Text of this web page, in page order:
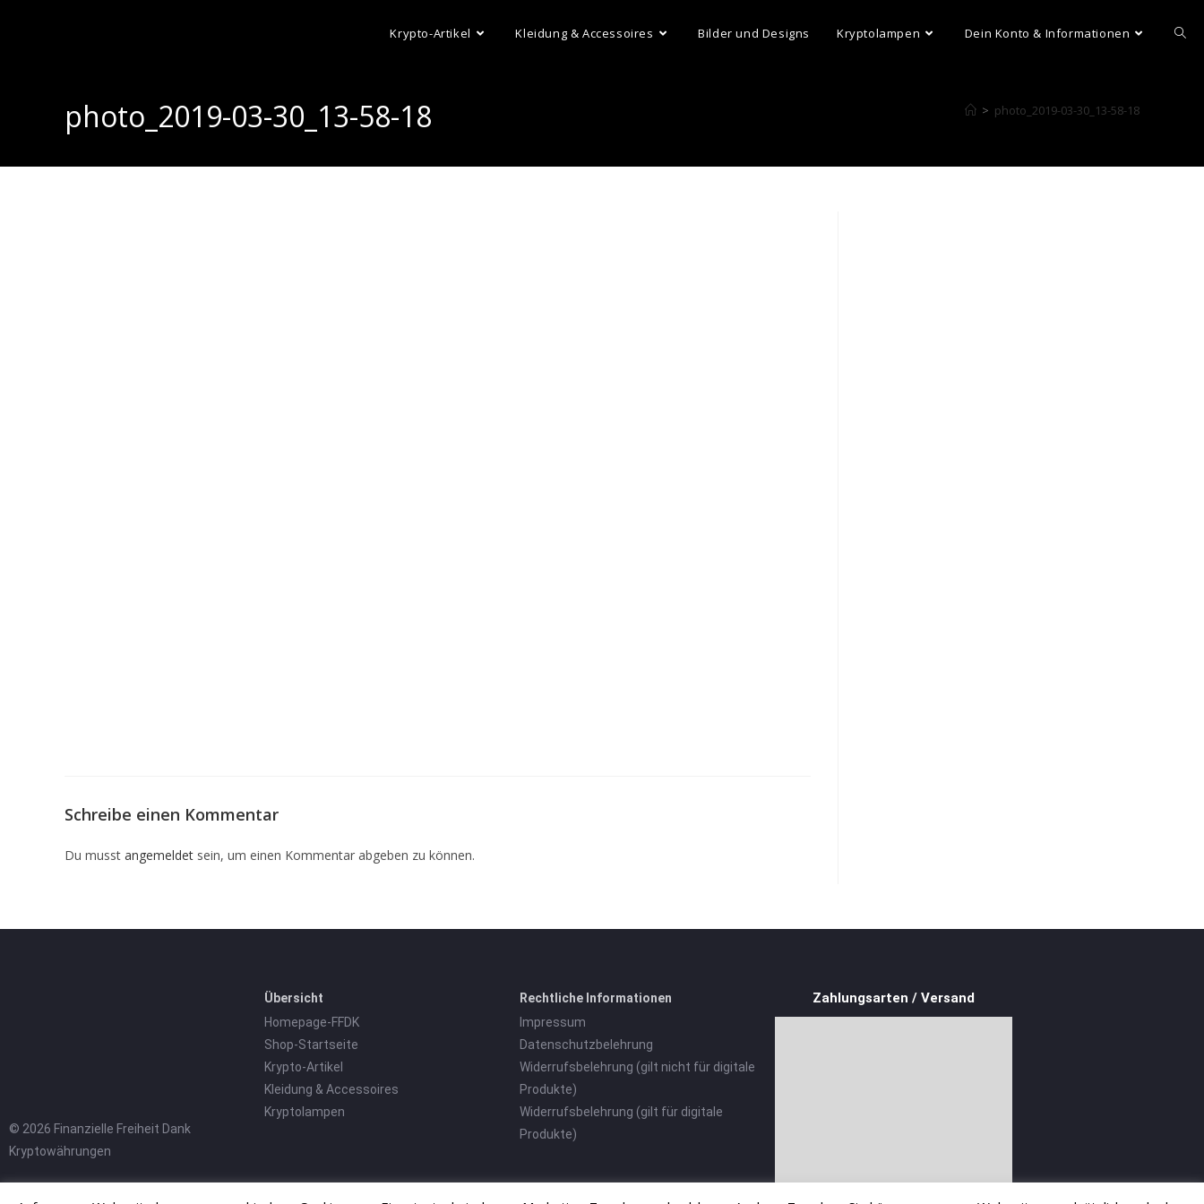
Krypto-Artikel Kleidung & Accessoires Bilder und Designs Kryptolampen Dein Konto & Informationen
photo_2019-03-30_13-58-18 > photo_2019-03-30_13-58-18
Schreibe einen Kommentar
Du musst angemeldet sein, um einen Kommentar abgeben zu können.
© 2026 Finanzielle Freiheit Dank
Kryptowährungen
Übersicht
Homepage-FFDK
Shop-Startseite
Krypto-Artikel
Kleidung & Accessoires
Kryptolampen
Rechtliche Informationen
Impressum
Datenschutzbelehrung
Widerrufsbelehrung (gilt nicht für digitale
Produkte)
Widerrufsbelehrung (gilt für digitale
Produkte)
Zahlungsarten / Versand